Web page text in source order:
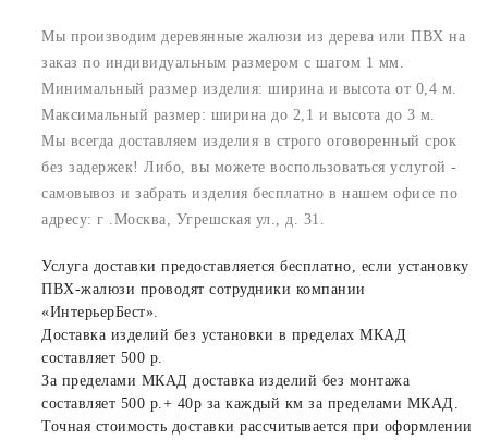
Мы производим деревянные жалюзи из дерева или ПВХ на
заказ по индивидуальным размером с шагом 1 мм.
Минимальный размер изделия: ширина и высота от 0,4 м.
Максимальный размер: ширина до 2,1 и высота до 3 м.
Мы всегда доставляем изделия в строго оговоренный срок
без задержек! Либо, вы можете воспользоваться услугой -
самовывоз и забрать изделия бесплатно в нашем офисе по
адресу: г .Москва, Угрешская ул., д. 31.
Услуга доставки предоставляется бесплатно, если установку
ПВХ-жалюзи проводят сотрудники компании
«ИнтерьерБест».
Доставка изделий без установки в пределах МКАД
составляет 500 р.
За пределами МКАД доставка изделий без монтажа
составляет 500 р.+ 40р за каждый км за пределами МКАД.
Точная стоимость доставки рассчитывается при оформлении